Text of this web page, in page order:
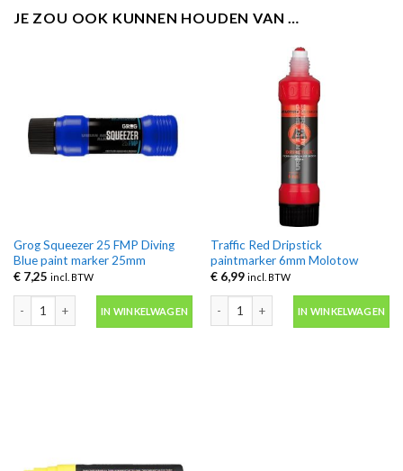
JE ZOU OOK KUNNEN HOUDEN VAN …
Grog Squeezer 25 FMP Diving
Blue paint marker 25mm
€7,25 incl. BTW
Grog Squeezer 25 FMP Diving Blue paint marker 25mm aantal
IN WINKELWAGEN
Traffic Red Dripstick
paintmarker 6mm Molotow
€6,99 incl. BTW
Traffic Red Dripstick paintmarker
IN WINKELWAGEN